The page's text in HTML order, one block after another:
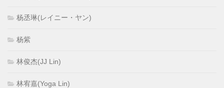
杨丞琳(レイニー・ヤン)
杨紫
林俊杰(JJ Lin)
林宥嘉(Yoga Lin)